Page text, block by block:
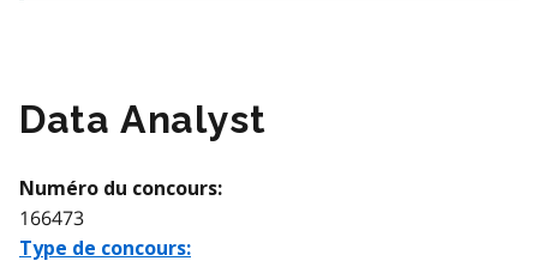
Data Analyst
Numéro du concours:
166473
Type de concours: